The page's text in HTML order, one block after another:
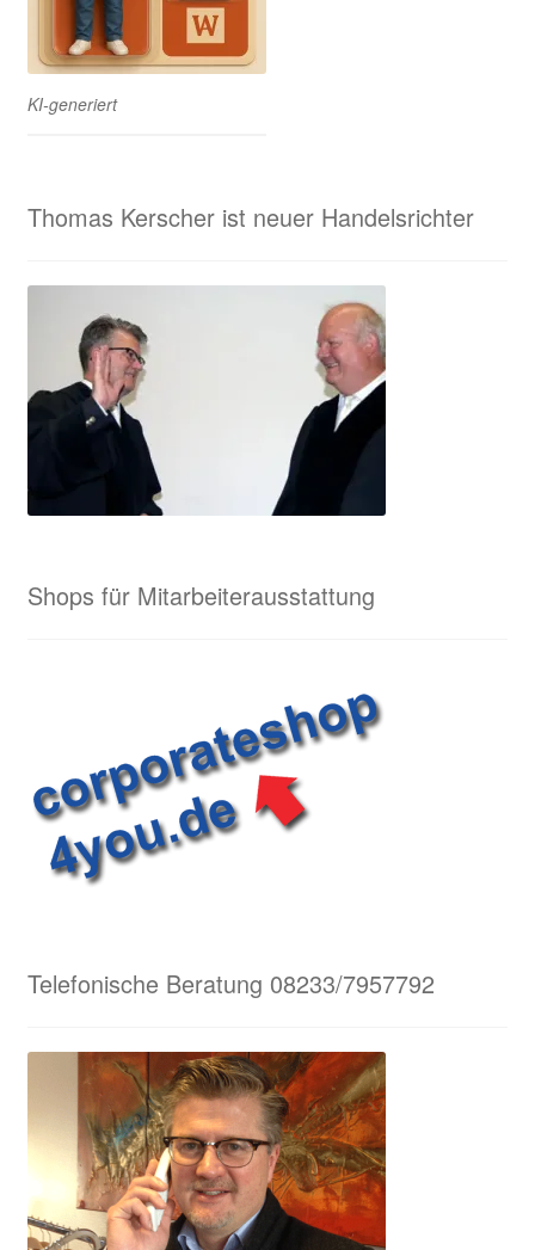
KI-generiert
Thomas Kerscher ist neuer Handelsrichter
Shops für Mitarbeiterausstattung
Telefonische Beratung 08233/7957792